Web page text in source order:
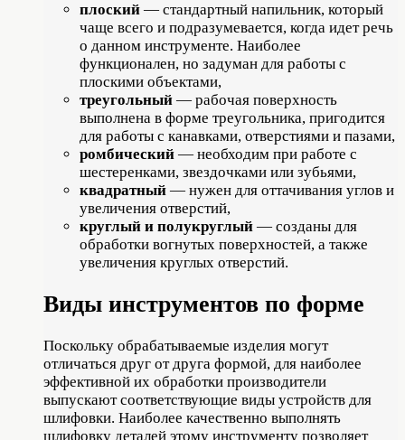
плоский — стандартный напильник, который
чаще всего и подразумевается, когда идет речь
о данном инструменте. Наиболее
функционален, но задуман для работы с
плоскими объектами,
треугольный — рабочая поверхность
выполнена в форме треугольника, пригодится
для работы с канавками, отверстиями и пазами,
ромбический — необходим при работе с
шестеренками, звездочками или зубьями,
квадратный — нужен для оттачивания углов и
увеличения отверстий,
круглый и полукруглый — созданы для
обработки вогнутых поверхностей, а также
увеличения круглых отверстий.
Виды инструментов по форме
Поскольку обрабатываемые изделия могут
отличаться друг от друга формой, для наиболее
эффективной их обработки производители
выпускают соответствующие виды устройств для
шлифовки. Наиболее качественно выполнять
шлифовку деталей этому инструменту позволяет